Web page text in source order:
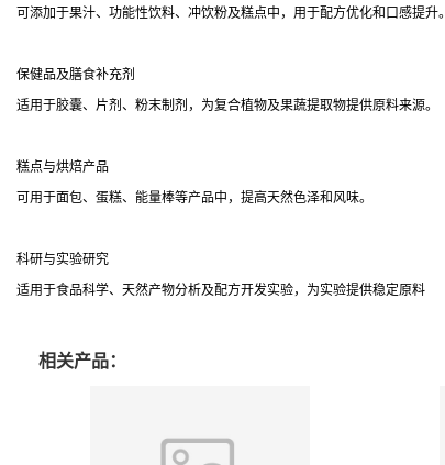
可添加于果汁、功能性饮料、冲饮粉及糕点中，用于配方优化和口感提升。
保健品及膳食补充剂
适用于胶囊、片剂、粉末制剂，为复合植物及果蔬提取物提供原料来源。
糕点与烘焙产品
可用于面包、蛋糕、能量棒等产品中，提高天然色泽和风味。
科研与实验研究
适用于食品科学、天然产物分析及配方开发实验，为实验提供稳定原料
相关产品：